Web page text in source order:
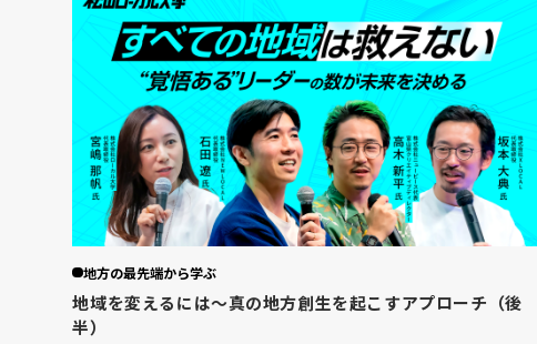
地方の最先端から学ぶ
地域を変えるには〜真の地方創生を起こすアプローチ（後
半）